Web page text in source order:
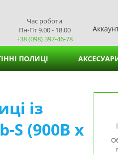
Час роботи
Пн-Пт 9.00 - 18.00
+38 (098) 397-46-78
ПОЛИЦІ
із
S (900В х